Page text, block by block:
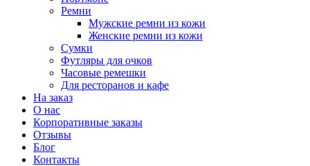
Ремни
Мужские ремни из кожи
Женские ремни из кожи
Сумки
Футляры для очков
Часовые ремешки
Для ресторанов и кафе
На заказ
О нас
Корпоративные заказы
Отзывы
Блог
Контакты